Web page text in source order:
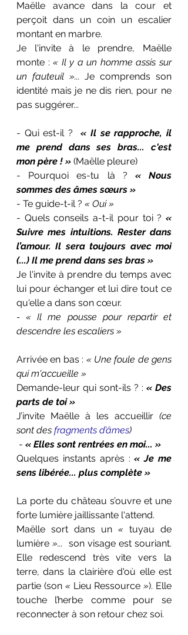
Maëlle avance dans la cour et
perçoit dans un coin un escalier
montant en marbre.
Je l'invite à le prendre, Maëlle
monte : « Il y a un homme assis sur
un fauteuil »... Je comprends son
identité mais je ne dis rien, pour ne
pas suggérer...
- Qui est-il ? « Il se rapproche, il
me prend dans ses bras... c'est
mon père ! » (Maëlle pleure)
- Pourquoi es-tu là ? « Nous
sommes des âmes sœurs »
- Te guide-t-il ? « Oui »
- Quels conseils a-t-il pour toi ? «
Suivre mes intuitions. Rester dans
l’amour. Il sera toujours avec moi
(...) Il me prend dans ses bras »
Je l'invite à prendre du temps avec
lui pour échanger et lui dire tout ce
qu'elle a dans son cœur.
- « Il me pousse pour repartir et
descendre les escaliers »
Arrivée en bas : « Une foule de gens
qui m'accueille »
Demande-leur qui sont-ils ? : « Des
parts de toi »
J’invite Maëlle à les accueillir (ce
sont des fragments d’âmes)
- « Elles sont rentrées en moi... »
Quelques instants après : « Je me
sens libérée... plus complète »
La porte du château s’ouvre et une
forte lumière jaillissante l'attend.
Maëlle sort dans un « tuyau de
lumière »... son visage est souriant.
Elle redescend très vite vers la
terre, dans la clairière d'où elle est
partie (son « Lieu Ressource »). Elle
touche l’herbe comme pour se
reconnecter à son retour chez soi.